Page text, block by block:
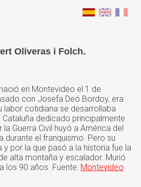
Oliveras i Folch.
en Montevideo el 1 de
con Josefa Deó Bordoy, era
labor cotidiana se desarrollaba
dedicado principalmente
Guerra Civil huyó a América del
durante el franquismo. Pero su
por la que pasó a la historia fue la
alta montaña y escalador. Murió
los 90 años. Fuente: Montevideo